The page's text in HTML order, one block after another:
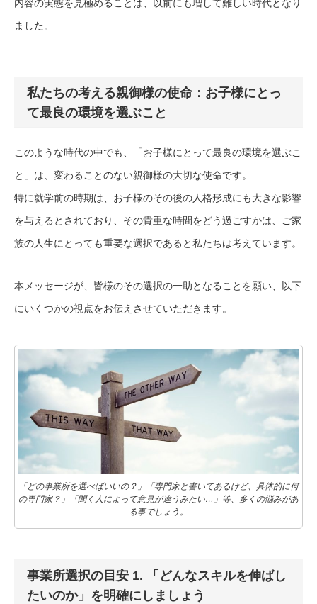
内容の実態を見極めることは、以前にも増して難しい時代となり
ました。
私たちの考える親御様の使命：お子様にとっ
て最良の環境を選ぶこと
このような時代の中でも、「お子様にとって最良の環境を選ぶこ
と」は、変わることのない親御様の大切な使命です。
特に就学前の時期は、お子様のその後の人格形成にも大きな影響
を与えるとされており、その貴重な時間をどう過ごすかは、ご家
族の人生にとっても重要な選択であると私たちは考えています。
本メッセージが、皆様のその選択の一助となることを願い、以下
にいくつかの視点をお伝えさせていただきます。
「どの事業所を選べばいいの？」「専門家と書いてあるけど、具体的に何
の専門家？」「聞く人によって意見が違うみたい…」等、多くの悩みがあ
る事でしょう。
事業所選択の目安 1. 「どんなスキルを伸ばし
たいのか」を明確にしましょう